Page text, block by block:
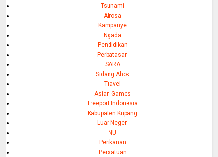
Tsunami
Alrosa
Kampanye
Ngada
Pendidikan
Perbatasan
SARA
Sidang Ahok
Travel
Asian Games
Freeport Indonesia
Kabupaten Kupang
Luar Negeri
NU
Perikanan
Persatuan